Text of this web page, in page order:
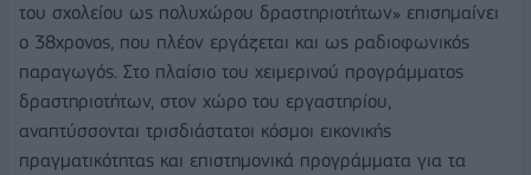
του σχολείου ως πολυχώρου δραστηριοτήτων» επισημαίνει
ο 38χρονος, που πλέον εργάζεται και ως ραδιοφωνικός
παραγωγός. Στο πλαίσιο του χειμερινού προγράμματος
δραστηριοτήτων, στον χώρο του εργαστηρίου,
αναπτύσσονται τρισδιάστατοι κόσμοι εικονικής
πραγματικότητας και επιστημονικά προγράμματα για τα